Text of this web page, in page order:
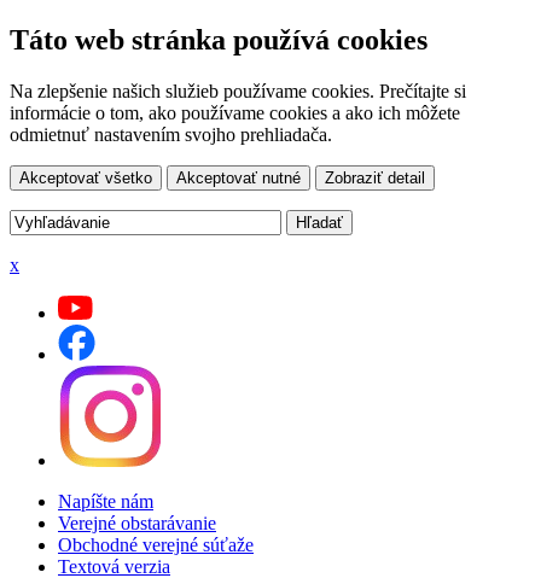
Táto web stránka používá cookies
Na zlepšenie našich služieb používame cookies. Prečítajte si
informácie o tom, ako používame cookies a ako ich môžete
odmietnuť nastavením svojho prehliadača.
Akceptovať všetko Akceptovať nutné Zobraziť detail
x
Napíšte nám
Verejné obstarávanie
Obchodné verejné súťaže
Textová verzia